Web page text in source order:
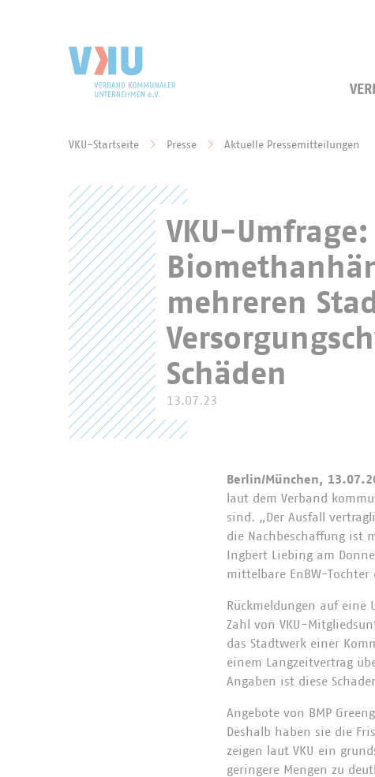
VKU-Startseite Presse Aktuelle Pressemitteilungen
VKU-
mehreren
Schäden
13.07.23
Berlin/München,
laut dem Verband
sind. „Der Ausfall
die Nachbeschaffung ist
Ingbert Liebing am
mittelbare EnBW-
Rückmeldungen auf eine
Zahl von VKU-
das Stadtwerk einer
einem Langzeitvertrag
Angaben ist diese
Angebote von BMP
Deshalb haben sie die
zeigen laut VKU ein
geringere Mengen zu